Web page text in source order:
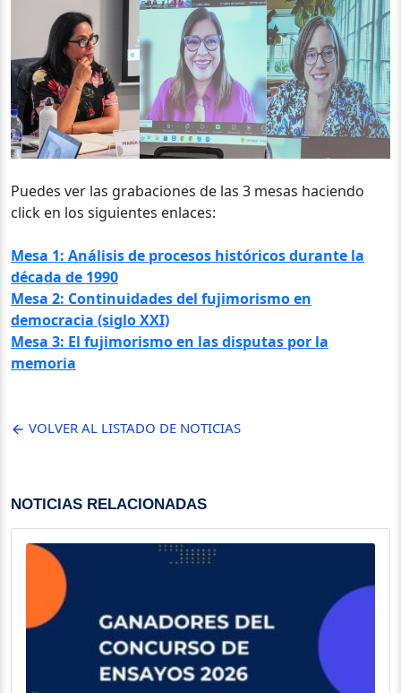
Puedes ver las grabaciones de las 3 mesas haciendo
click en los siguientes enlaces:
Mesa 1: Análisis de procesos históricos durante la
década de 1990
Mesa 2: Continuidades del fujimorismo en
democracia (siglo XXI)
Mesa 3: El fujimorismo en las disputas por la
memoria
VOLVER AL LISTADO DE NOTICIAS
NOTICIAS RELACIONADAS